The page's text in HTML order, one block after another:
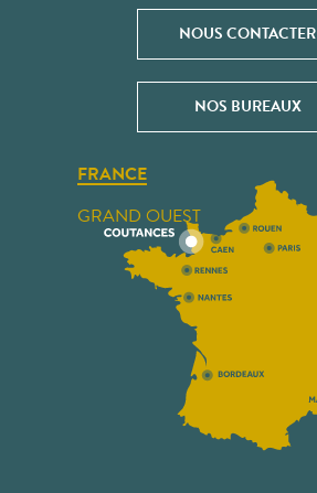
NOUS CONTACTER
NOS BUREAUX
FRANCE
GRAND OUEST